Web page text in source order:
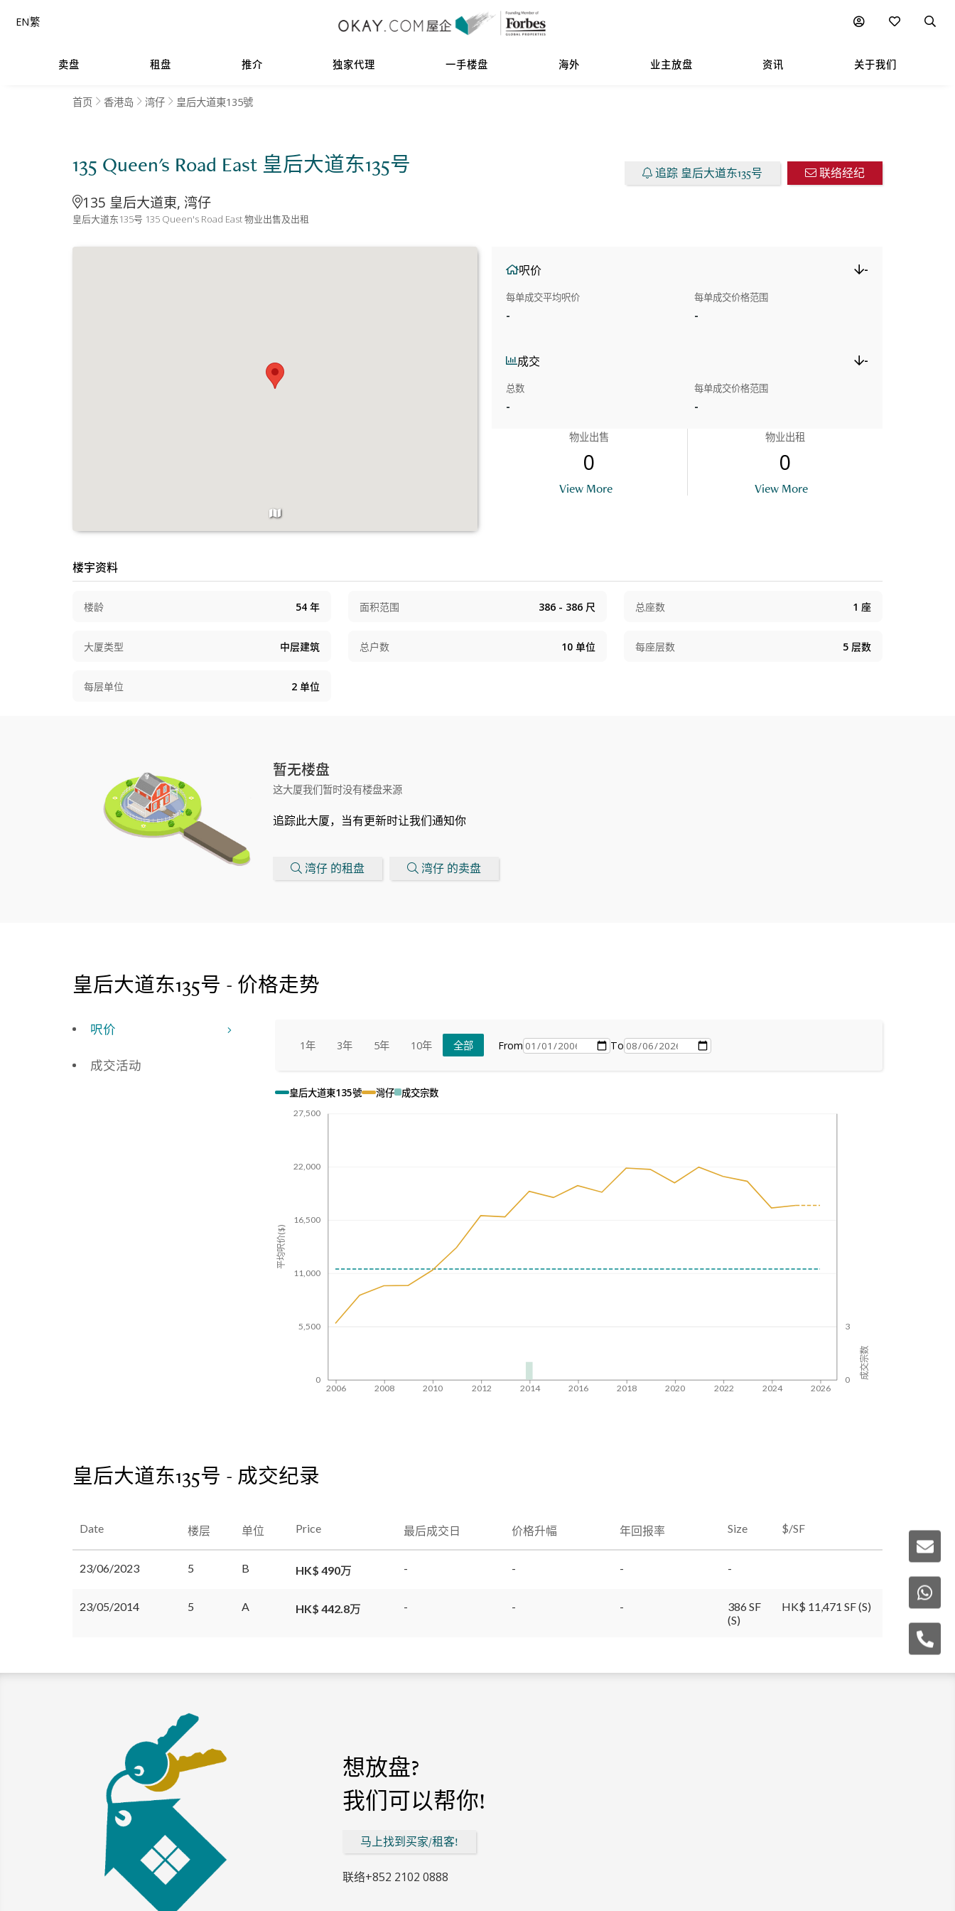
卖盘 租盘 推介 独家代理 一手楼盘 海外 业主放盘 资讯 关于我们
EN繁 附近热门项目
首页 香港岛 湾仔 皇后大道東135號
135 Queen's Road East 皇后大道东135号
135 皇后大道東, 湾仔
追踪 皇后大道东135号 联络经纪
皇后大道东135号 135 Queen's Road East 物业出售及出租
呎价 -
每单成交平均呎价
-
每单成交价格范围
-
成交 -
总数
-
每单成交价格范围
-
物业出售
0
View More
物业出租
0
View More
楼宇资料
楼龄 54 年 面积范围 386 - 386 尺 总座数 1 座
大厦类型 中层建筑 总户数 10 单位 每座层数 5 层数
每层单位 2 单位
暂无楼盘
这大厦我们暂时没有楼盘来源
追踪此大厦，当有更新时让我们通知你
湾仔 的租盘 湾仔 的卖盘
皇后大道东135号 - 价格走势
呎价
成交活动
1年 3年 5年 10年 全部 From To
皇后大道東135號 灣仔 成交宗数
3
0
2006 2008 2010 2012 2014 2016 2018 2020 2022 2024 2026
成交宗数
27,500
22,000
16,500
11,000
5,500
0
平均呎价($)
皇后大道东135号 - 成交纪录
Date 楼层 单位 Price 最后成交日 价格升幅 年回报率 Size $/SF
23/06/2023 5 B HK$ 490万 - - - -
23/05/2014 5 A HK$ 442.8万 - - -
386 SF
(S)
HK$ 11,471 SF (S)
想放盘?
我们可以帮你!
马上找到买家/租客!
联络+852 2102 0888